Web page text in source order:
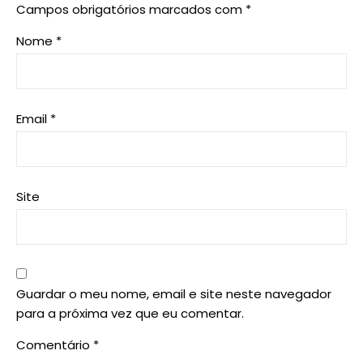
Campos obrigatórios marcados com *
Nome *
Email *
Site
Guardar o meu nome, email e site neste navegador
para a próxima vez que eu comentar.
Comentário *